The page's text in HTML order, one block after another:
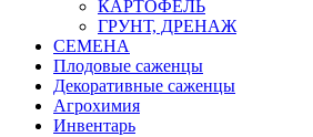
КАРТОФЕЛЬ
ГРУНТ, ДРЕНАЖ
СЕМЕНА
Плодовые саженцы
Декоративные саженцы
Агрохимия
Инвентарь